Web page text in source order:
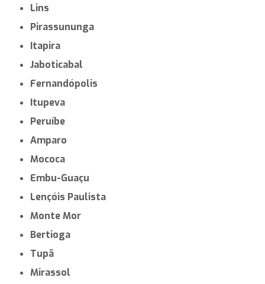
Lins
Pirassununga
Itapira
Jaboticabal
Fernandópolis
Itupeva
Peruíbe
Amparo
Mococa
Embu-Guaçu
Lençóis Paulista
Monte Mor
Bertioga
Tupã
Mirassol